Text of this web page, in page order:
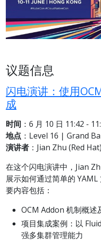
议题信息
闪电演讲：使用
成
时间 ：6 月 10 日 11:42 -
地点 ：Level 16 | Grand
演讲者 ：Jian Zhu (Red Hat)
在这个闪电演讲中，Jian
展示如何通过简单的
要内容包括：
OCM Addon 机制概述
项目集成案例：以
强多集群管理能力